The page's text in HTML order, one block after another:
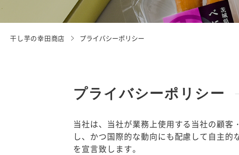
干し芋の幸田商店 プライバシーポリシー
プライバシーポリシー
当社は、当社が業務上使用する当社の顧
し、かつ国際的な動向にも配慮して自主
を宣言致します。